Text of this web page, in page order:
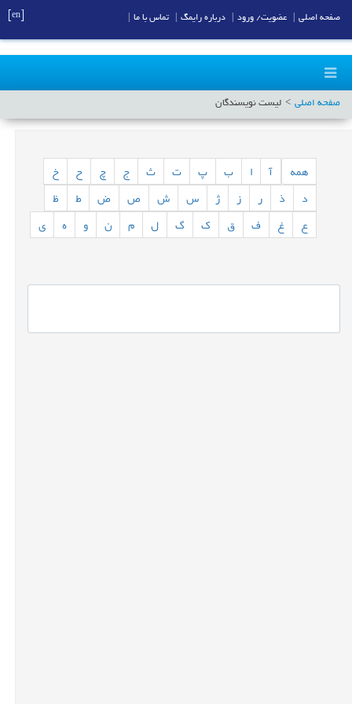
صفحه اصلی لیست نویسندگان
همه ب پ ت ث ج چ ح
خ
د
ذ ر ز ژ س ش ص ض ط
ظ
ع
غ ف ق ک گ ل م ن و ه ی
صفحه اصلی عضویت/ ورود درباره رایمگ تماس با ما